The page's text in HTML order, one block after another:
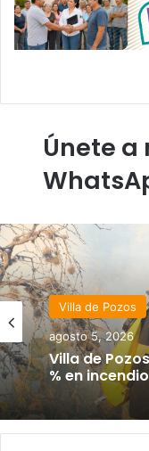
Únete a
Villa de Pozos
agosto 5, 2026
Villa de
% en